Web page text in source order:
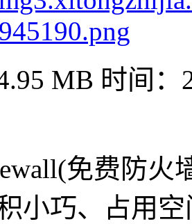
MB 时间：
免费防火
小巧、占用